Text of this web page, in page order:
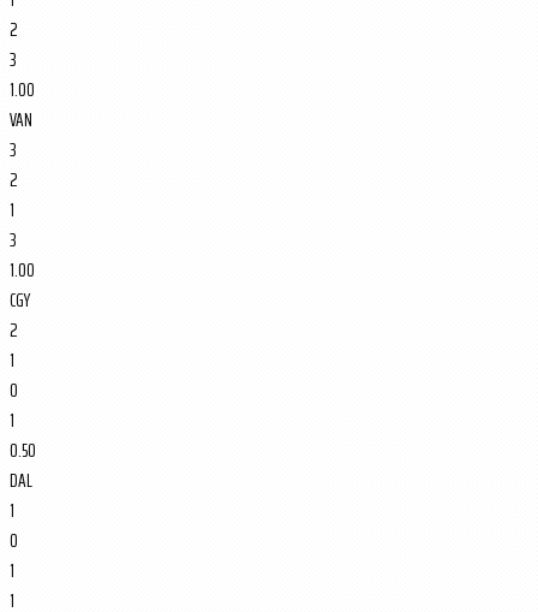
2
3
1.00
VAN
3
2
1
3
1.00
CGY
2
1
0
1
0.50
DAL
1
0
1
1